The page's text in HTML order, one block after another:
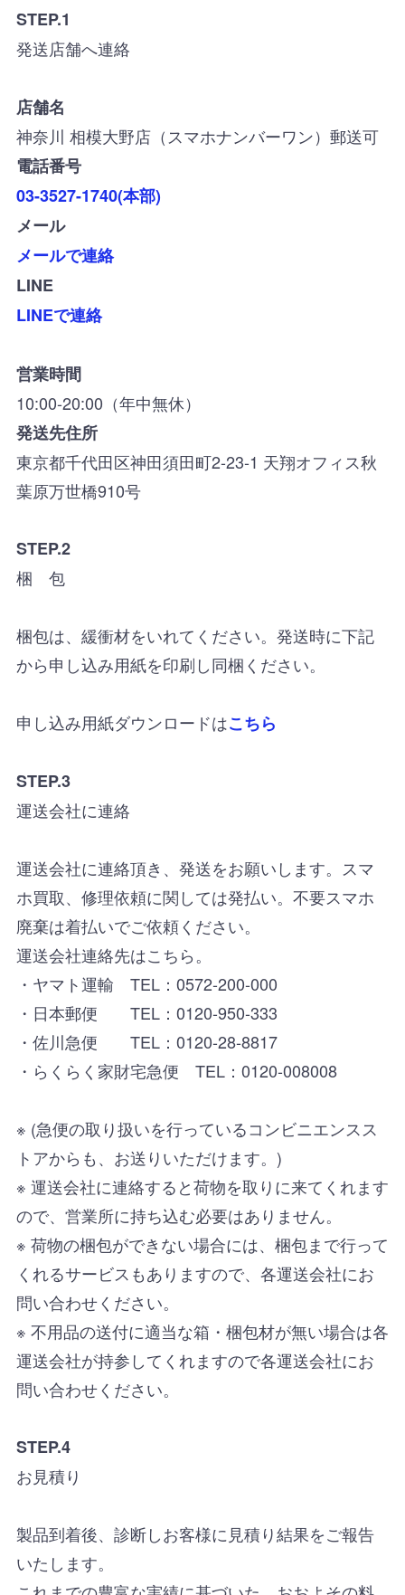
STEP.1
発送店舗へ連絡
店舗名
神奈川 相模大野店（スマホナンバーワン）郵送可
電話番号
03-3527-1740(本部)
メール
メールで連絡
LINE
LINEで連絡
営業時間
10:00-20:00（年中無休）
発送先住所
東京都千代田区神田須田町2-23-1 天翔オフィス秋
葉原万世橋910号
STEP.2
梱 包
梱包は、緩衝材をいれてください。発送時に下記
から申し込み用紙を印刷し同梱ください。
申し込み用紙ダウンロードはこちら
STEP.3
運送会社に連絡
運送会社に連絡頂き、発送をお願いします。スマ
ホ買取、修理依頼に関しては発払い。不要スマホ
廃棄は着払いでご依頼ください。
運送会社連絡先はこちら。
・ヤマト運輸 TEL：0572-200-000
・日本郵便 TEL：0120-950-333
・佐川急便 TEL：0120-28-8817
・らくらく家財宅急便 TEL：0120-008008
※ (急便の取り扱いを行っているコンビニエンスス
トアからも、お送りいただけます。)
※ 運送会社に連絡すると荷物を取りに来てくれます
ので、営業所に持ち込む必要はありません。
※ 荷物の梱包ができない場合には、梱包まで行って
くれるサービスもありますので、各運送会社にお
問い合わせください。
※ 不用品の送付に適当な箱・梱包材が無い場合は各
運送会社が持参してくれますので各運送会社にお
問い合わせください。
STEP.4
お見積り
製品到着後、診断しお客様に見積り結果をご報告
いたします。